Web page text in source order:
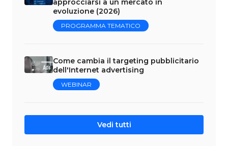
evoluzione (2026)
PROGRAMMA TEMATICO
Come cambia il targeting pubblicitario
dell'Internet advertising
WEBINAR
Vedi tutti